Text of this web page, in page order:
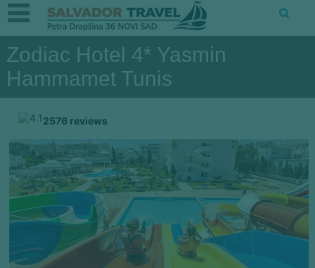
Zodiac Hotel 4* Yasmin
Hammamet Tunis